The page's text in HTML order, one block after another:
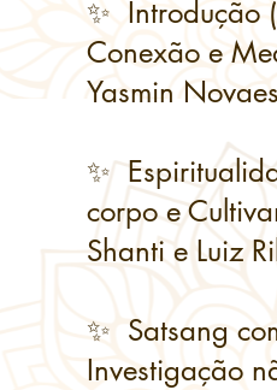
✨️ Introdução
Conexão e
Yasmin Novaes
✨️
corpo e
Shanti e Luiz
✨️ Satsang
Investigação